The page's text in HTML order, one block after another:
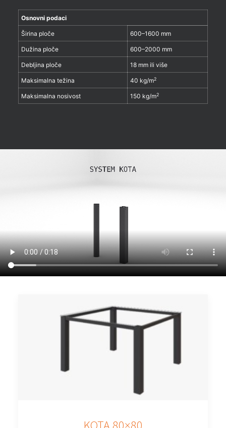
Osnovni podaci
Širina ploče 600–1600 mm
Dužina ploče 600–2000 mm
Debljina ploče 18 mm ili više
Maksimalna težina 40 kg/m2
Maksimalna nosivost 150 kg/m2